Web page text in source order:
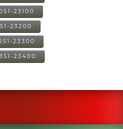
23100
23200
23300
23400